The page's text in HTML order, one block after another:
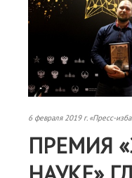
6 февраля 2019 г. «Пресс-
ПРЕМИЯ